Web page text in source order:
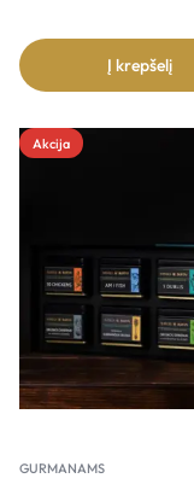
Į krepšelį
Akcija
GURMANAMS